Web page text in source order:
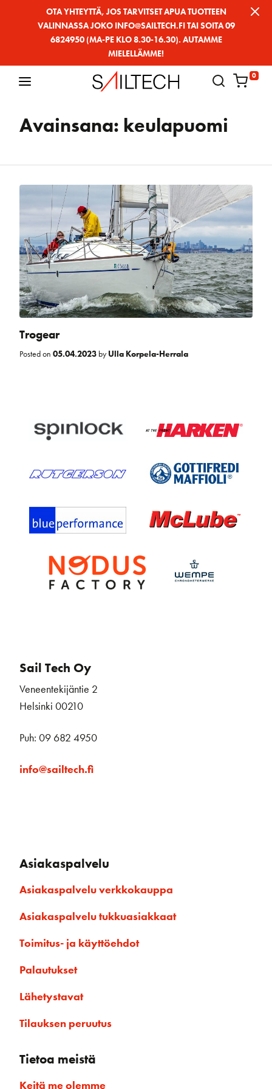
OTA YHTEYTTÄ, JOS TARVITSET APUA TUOTTEEN
VALINNASSA JOKO INFO@SAILTECH.FI TAI SOITA 09
6824950 (MA-PE KLO 8.30-16.30). AUTAMME
MIELELLÄMME!
0
Avainsana: keulapuomi
Trogear
Posted on 05.04.2023 byUlla Korpela-Herrala
Sail Tech Oy
Veneentekijäntie 2
Helsinki 00210
Puh: 09 682 4950
info@sailtech.fi
Asiakaspalvelu
Asiakaspalvelu verkkokauppa
Asiakaspalvelu tukkuasiakkaat
Toimitus- ja käyttöehdot
Palautukset
Lähetystavat
Tilauksen peruutus
Tietoa meistä
Keitä me olemme